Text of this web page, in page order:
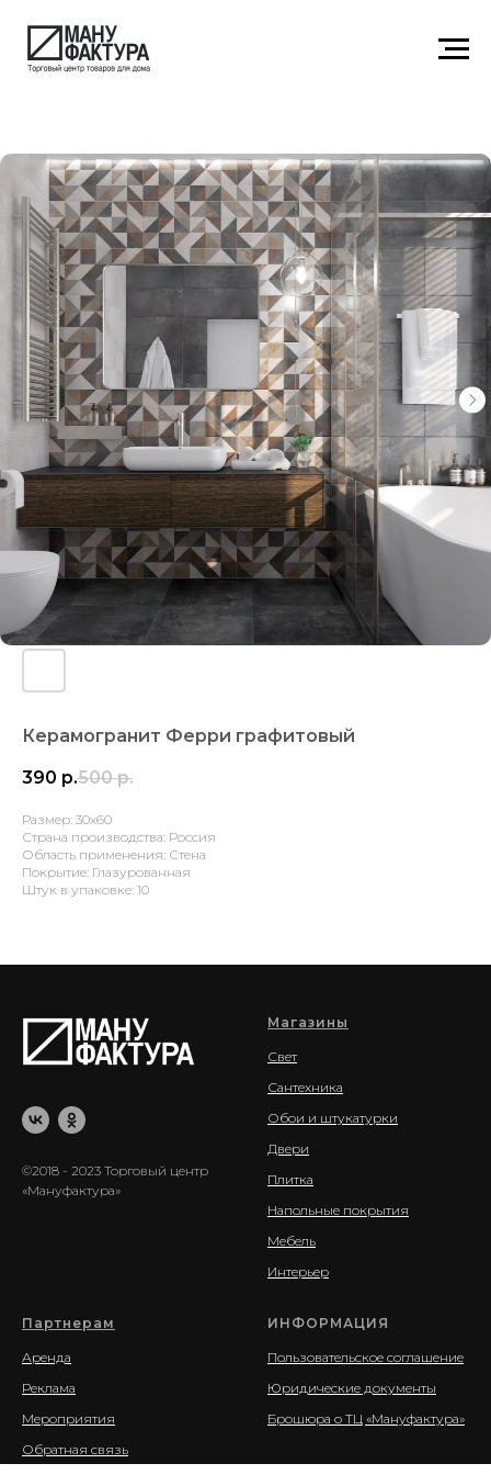
Керамогранит Ферри графитовый
390 р.500 р.
Размер: 30х60
Страна производства: Россия
Область применения: Стена
Покрытие: Глазурованная
Штук в упаковке: 10
©2018 - 2023 Торговый центр
«Мануфактура»
Магазины
Свет
Сантехника
Обои и штукатурки
Двери
Плитка
Напольные покрытия
Мебель
Интерьер
Партнерам
Аренда
Реклама
Мероприятия
Обратная связь
ИНФОРМАЦИЯ
Пользовательское соглашение
Юридические документы
Брошюра о ТЦ «Мануфактура»